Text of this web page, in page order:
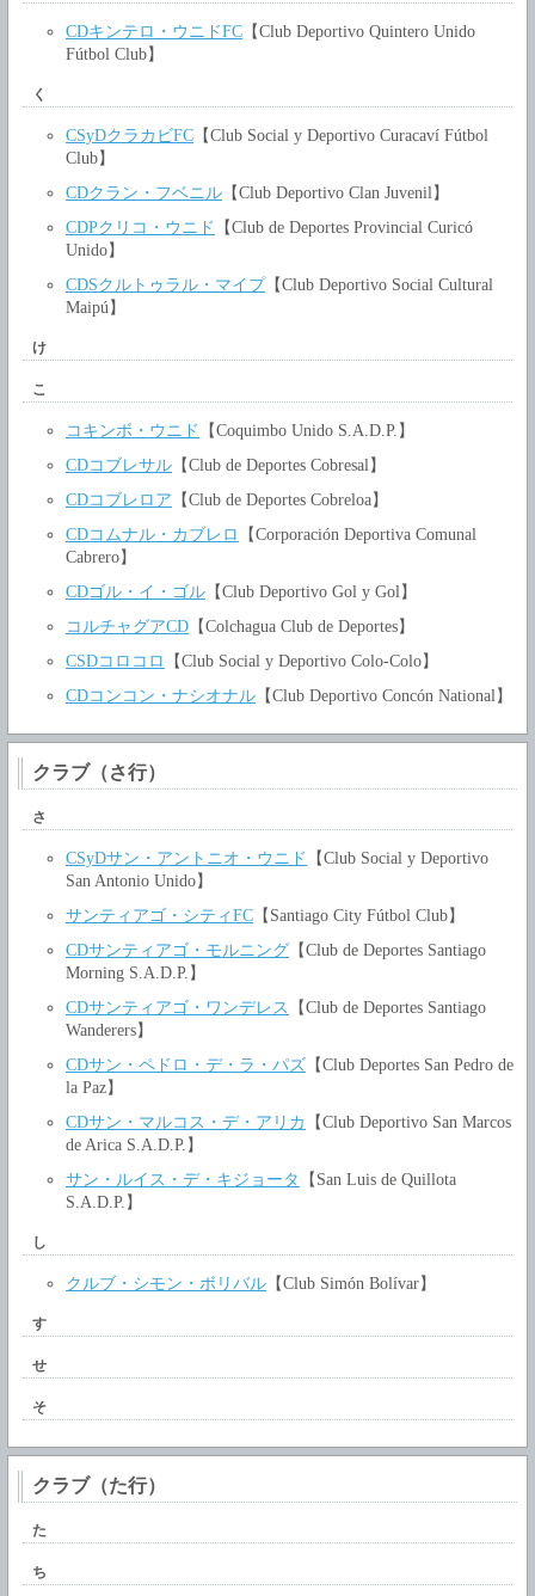
CDキンテロ・ウニドFC 【Club Deportivo Quintero Unido
Fútbol Club】
く
CSyDクラカビFC 【Club Social y Deportivo Curacaví Fútbol
Club】
CDクラン・フベニル 【Club Deportivo Clan Juvenil】
CDPクリコ・ウニド
【Club de Deportes Provincial Curicó
Unido】
CDSクルトゥラル・マイプ 【Club Deportivo Social Cultural
Maipú】
け
こ
コキンボ・ウニド
【Coquimbo Unido S.A.D.P.】
CDコブレサル 【Club de Deportes Cobresal】
CDコブレロア 【Club de Deportes Cobreloa】
CDコムナル・カブレロ
【Corporación Deportiva Comunal
Cabrero】
CDゴル・イ・ゴル 【Club Deportivo Gol y Gol】
コルチャグアCD 【Colchagua Club de Deportes】
CSDコロコロ
【Club Social y Deportivo Colo-Colo】
CDコンコン・ナシオナル 【Club Deportivo Concón National】
クラブ（さ行）
さ
CSyDサン・アントニオ・ウニド
【Club Social y Deportivo
San Antonio Unido】
サンティアゴ・シティFC 【Santiago City Fútbol Club】
CDサンティアゴ・モルニング 【Club de Deportes Santiago
Morning S.A.D.P.】
CDサンティアゴ・ワンデレス
【Club de Deportes Santiago
Wanderers】
CDサン・ペドロ・デ・ラ・パズ 【Club Deportes San Pedro de
la Paz】
CDサン・マルコス・デ・アリカ
【Club Deportivo San Marcos
de Arica S.A.D.P.】
サン・ルイス・デ・キジョータ
【San Luis de Quillota
S.A.D.P.】
し
クルブ・シモン・ボリバル 【Club Simón Bolívar】
す
せ
そ
クラブ（た行）
た
ち